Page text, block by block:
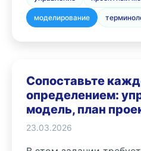
моделирование
Сопоставьте
определением:
модель, план
23.03.2026